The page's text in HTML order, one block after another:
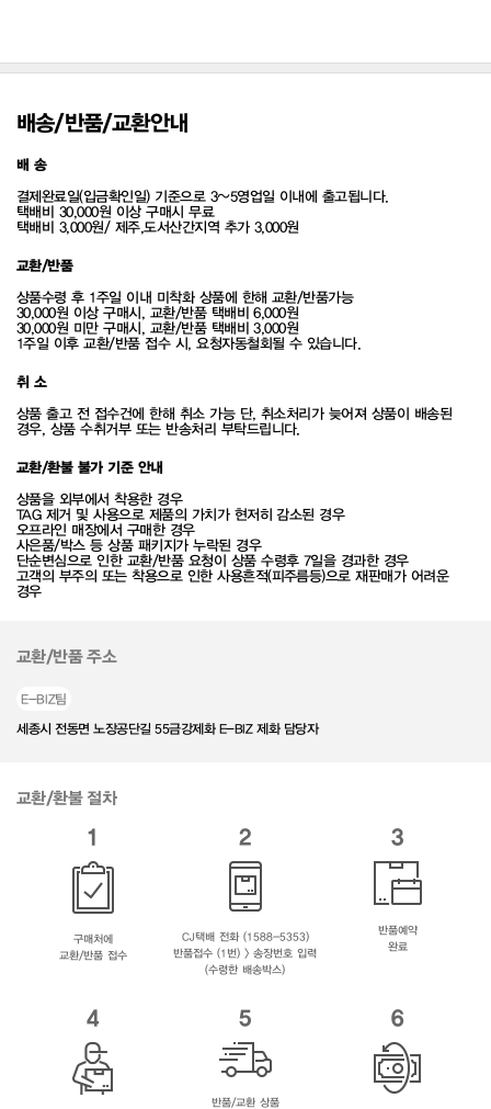
배송/반품/교환안내
배 송
결제완료일(입금확인일) 기준으로 3~5영업일 이내에 출고됩니다.
택배비 30,000원 이상 구매시 무료
택배비 3,000원/ 제주,도서산간지역 추가 3,000원
교환/반품
상품수령 후 1주일 이내 미착화 상품에 한해 교환/반품가능
30,000원 이상 구매시, 교환/반품 택배비 6,000원
30,000원 미만 구매시, 교환/반품 택배비 3,000원
1주일 이후 교환/반품 접수 시, 요청자동철회될 수 있습니다.
취 소
상품 출고 전 접수건에 한해 취소 가능 단, 취소처리가 늦어져 상품이 배송된
경우, 상품 수취거부 또는 반송처리 부탁드립니다.
교환/환불 불가 기준 안내
상품을 외부에서 착용한 경우
TAG 제거 및 사용으로 제품의 가치가 현저히 감소된 경우
오프라인 매장에서 구매한 경우
사은품/박스 등 상품 패키지가 누락된 경우
단순변심으로 인한 교환/반품 요청이 상품 수령후 7일을 경과한 경우
고객의 부주의 또는 착용으로 인한 사용흔적(피주름등)으로 재판매가 어려운
경우
교환/반품 주소
E-BIZ팀
세종시 전동면 노장공단길 55금강제화 E-BIZ 제화 담당자
교환/환불 절차
1
구매처에
교환/반품 접수
2
CJ택배 전화 (1588-5353)
반품접수 (1번) > 송장번호 입력
(수령한 배송박스)
3
반품예약
완료
4 5
반품/교환 상품
6